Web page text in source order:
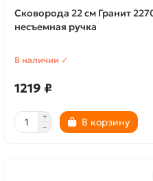
Сковорода 22 см Гранит
несъемная ручка
В наличии ✓
1219 ₽
В корзину